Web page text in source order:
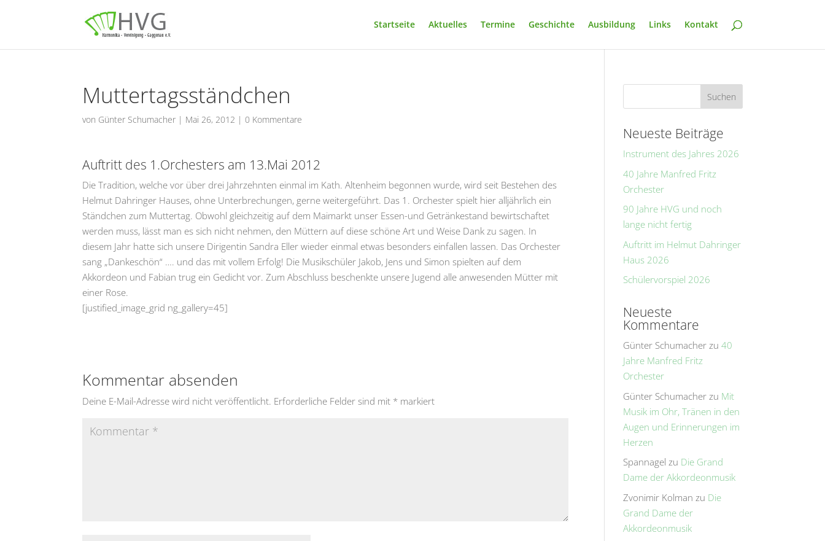
Startseite Aktuelles Termine Geschichte Ausbildung Links Kontakt
Muttertagsständchen
von Günter Schumacher | Mai 26, 2012 |0 Kommentare
Auftritt des 1.Orchesters am 13.Mai 2012
Die Tradition, welche vor über drei Jahrzehnten einmal im Kath. Altenheim begonnen wurde, wird seit Bestehen des
Helmut Dahringer Hauses, ohne Unterbrechungen, gerne weitergeführt. Das 1. Orchester spielt hier alljährlich ein
Ständchen zum Muttertag. Obwohl gleichzeitig auf dem Maimarkt unser Essen-und Getränkestand bewirtschaftet
werden muss, lässt man es sich nicht nehmen, den Müttern auf diese schöne Art und Weise Dank zu sagen. In
diesem Jahr hatte sich unsere Dirigentin Sandra Eller wieder einmal etwas besonders einfallen lassen. Das Orchester
sang „Dankeschön“ …. und das mit vollem Erfolg! Die Musikschüler Jakob, Jens und Simon spielten auf dem
Akkordeon und Fabian trug ein Gedicht vor. Zum Abschluss beschenkte unsere Jugend alle anwesenden Mütter mit
einer Rose.
[justified_image_grid ng_gallery=45]
Kommentar absenden
Deine E-Mail-Adresse wird nicht veröffentlicht. Erforderliche Felder sind mit * markiert
Neueste Beiträge
Instrument des Jahres 2026
40 Jahre Manfred Fritz
Orchester
90 Jahre HVG und noch
lange nicht fertig
Auftritt im Helmut Dahringer
Haus 2026
Schülervorspiel 2026
Neueste
Kommentare
Günter Schumacher zu40
Jahre Manfred Fritz
Orchester
Günter Schumacher zu Mit
Musik im Ohr, Tränen in den
Augen und Erinnerungen im
Herzen
Spannagel zu Die Grand
Dame der Akkordeonmusik
Zvonimir Kolman zu Die
Grand Dame der
Akkordeonmusik